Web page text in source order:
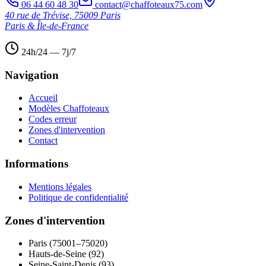
06 44 60 48 30
contact@chaffoteaux75.com
40 rue de Trévise, 75009 Paris
Paris & Île-de-France
24h/24 — 7j/7
Navigation
Accueil
Modèles Chaffoteaux
Codes erreur
Zones d'intervention
Contact
Informations
Mentions légales
Politique de confidentialité
Zones d'intervention
Paris (75001–75020)
Hauts-de-Seine (92)